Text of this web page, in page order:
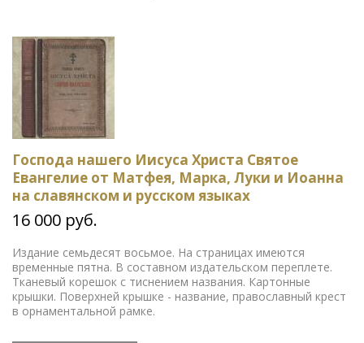
Господа нашего Иисуса Христа Святое
Евангелие от Матфея, Марка, Луки и Иоанна
на славянском и русском языках
16 000 руб.
Издание семьдесят восьмое. На страницах имеются
временные пятна. В составном издательском переплете.
Тканевый корешок с тиснением названия. Картонные
крышки. Поверхней крышке - название, православный крест
в орнаментальной рамке.